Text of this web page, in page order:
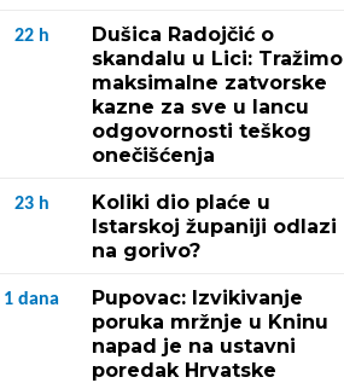
22 h
Dušica Radojčić o
skandalu u Lici: Tražimo
maksimalne zatvorske
kazne za sve u lancu
odgovornosti teškog
onečišćenja
23 h
Koliki dio plaće u
Istarskoj županiji odlazi
na gorivo?
1 dana
Pupovac: Izvikivanje
poruka mržnje u Kninu
napad je na ustavni
poredak Hrvatske